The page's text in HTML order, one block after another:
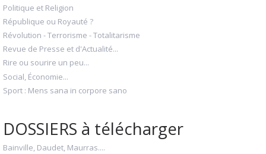
Politique et Religion
République ou Royauté ?
Révolution - Terrorisme - Totalitarisme
Revue de Presse et d'Actualité...
Rire ou sourire un peu...
Social, Économie...
Sport : Mens sana in corpore sano
DOSSIERS à télécharger
Bainville, Daudet, Maurras....